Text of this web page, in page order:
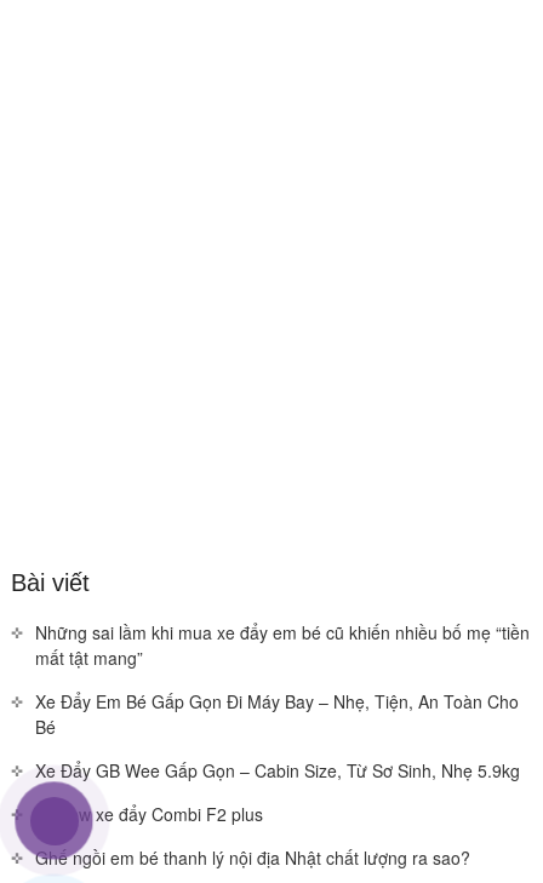
Bài viết
Những sai lầm khi mua xe đẩy em bé cũ khiến nhiều bố mẹ “tiền
mất tật mang”
Xe Đẩy Em Bé Gấp Gọn Đi Máy Bay – Nhẹ, Tiện, An Toàn Cho
Bé
Xe Đẩy GB Wee Gấp Gọn – Cabin Size, Từ Sơ Sinh, Nhẹ 5.9kg
Review xe đẩy Combi F2 plus
Ghế ngồi em bé thanh lý nội địa Nhật chất lượng ra sao?